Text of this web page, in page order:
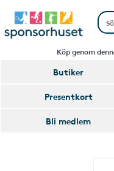
Köp genom
Butiker
Presentkort
Bli medlem